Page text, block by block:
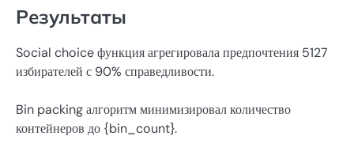
Результаты
Social choice функция агрегировала предпочтения 5127
избирателей с 90% справедливости.
Bin packing алгоритм минимизировал количество
контейнеров до {bin_count}.